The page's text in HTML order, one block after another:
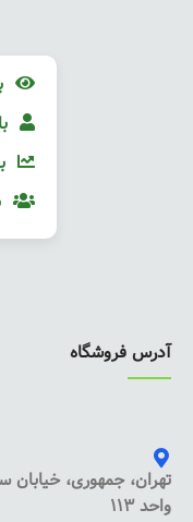
آدرس فروشگاه
تهران، جمهوری، خیابان
واحد 113